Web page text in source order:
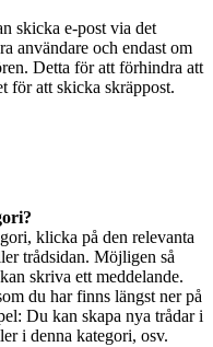
skicka e-post via det
användare och endast om
Detta för att förhindra att
för att skicka skräppost.
klicka på den relevanta
trådsidan. Möjligen så
skriva ett meddelande.
du har finns längst ner på
Du kan skapa nya trådar i
i denna kategori, osv.